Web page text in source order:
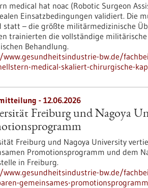
medical hat noac (Robotic Surgeon
Einsatzbedingungen validiert. Die
statt – die größte militärmedizinische
trainierten die vollständige
Behandlung.
bw.de/
medical-skaliert-chirurgische-
- 12.06.2026
Freiburg und Nagoya
Freiburg und Nagoya University
Promotionsprogramm und dem
in Freiburg.
bw.de/
gemeinsames-promotionsprogramm